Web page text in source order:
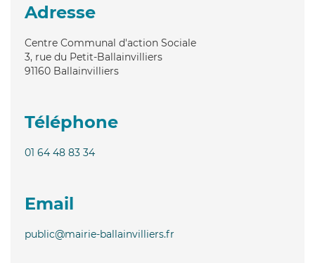
Adresse
Centre Communal d'action Sociale
3, rue du Petit-Ballainvilliers
91160 Ballainvilliers
Téléphone
01 64 48 83 34
Email
public@mairie-ballainvilliers.fr